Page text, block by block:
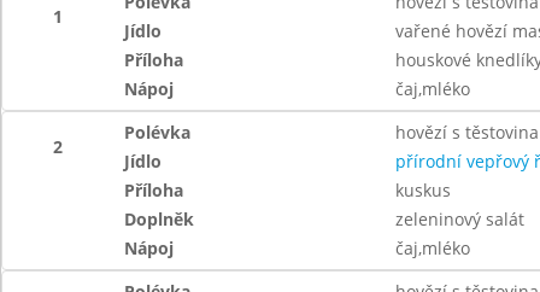
1
Jídlo
vařené hovězí
Příloha
houskové
Nápoj
čaj,mléko
2
Polévka
hovězí s
Jídlo
přírodní vepřový
Příloha
kuskus
Doplněk
zeleninový salát
Nápoj
čaj,mléko